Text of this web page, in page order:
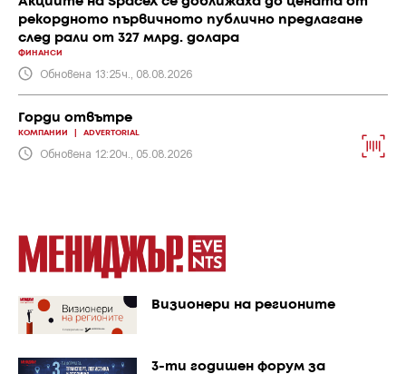
рекордното първичното публично предлагане
след рали от 327 млрд. долара
ФИНАНСИ
Обновена 13:25ч., 08.08.2026
Горди отвътре
КОМПАНИИ ADVERTORIAL
Обновена 12:20ч., 05.08.2026
Визионери на регионите
3-ти годишен форум за